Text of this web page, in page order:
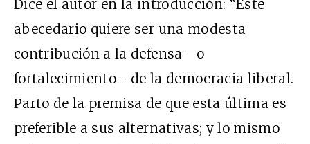
Dice el autor en la introducción: “Este
abecedario quiere ser una modesta
contribución a la defensa –o
fortalecimiento– de la democracia liberal.
Parto de la premisa de que esta última es
preferible a sus alternativas; y lo mismo